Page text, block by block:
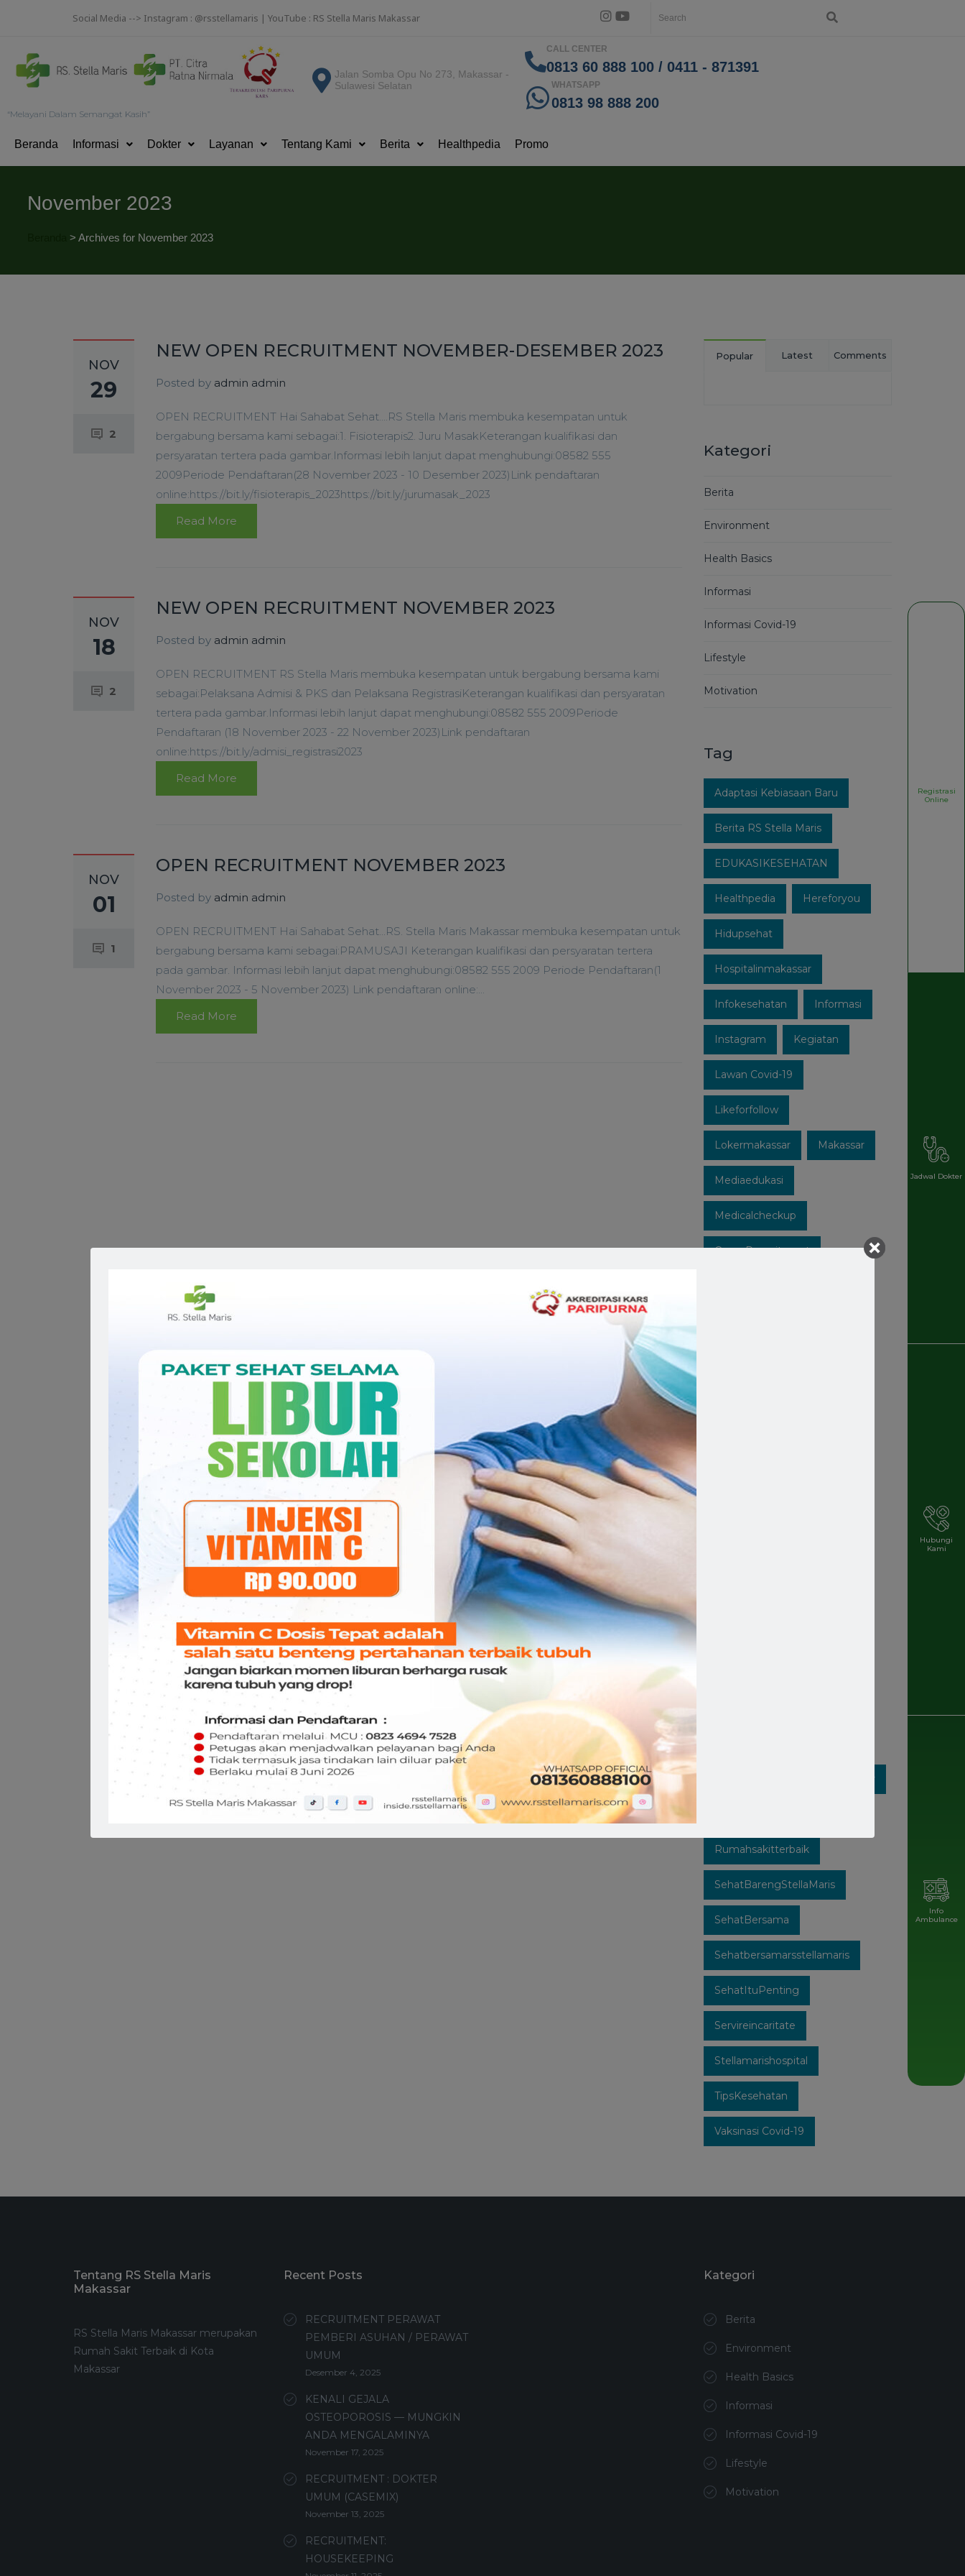
Social Media --> Instagram : @rsstellamaris | YouTube : RS Stella Maris Makassar
“Melayani Dalam Semangat Kasih”
Jalan Somba Opu No 273, Makassar -
Sulawesi Selatan
CALL CENTER
0813 60 888 100 / 0411 - 871391
WHATSAPP
0813 98 888 200
Beranda Informasi Dokter Layanan Tentang Kami Berita Healthpedia Promo
November 2023
> Archives for November 2023
NOV
29
2
NEW OPEN RECRUITMENT NOVEMBER-DESEMBER 2023
Posted by admin admin
OPEN RECRUITMENT Hai Sahabat Sehat....RS Stella Maris membuka kesempatan untuk
bergabung bersama kami sebagai:1. Fisioterapis2. Juru MasakKeterangan kualifikasi dan
persyaratan tertera pada gambar.Informasi lebih lanjut dapat menghubungi:08582 555
2009Periode Pendaftaran(28 November 2023 - 10 Desember 2023)Link pendaftaran
online:https://bit.ly/fisioterapis_2023https://bit.ly/jurumasak_2023
Read More
NOV
18
2
NEW OPEN RECRUITMENT NOVEMBER 2023
Posted by admin admin
OPEN RECRUITMENT RS Stella Maris membuka kesempatan untuk bergabung bersama kami
sebagai:Pelaksana Admisi & PKS dan Pelaksana RegistrasiKeterangan kualifikasi dan persyaratan
tertera pada gambar.Informasi lebih lanjut dapat menghubungi:08582 555 2009Periode
Pendaftaran (18 November 2023 - 22 November 2023)Link pendaftaran
online:https://bit.ly/admisi_registrasi2023
Read More
NOV
01
1
OPEN RECRUITMENT NOVEMBER 2023
Posted by admin admin
OPEN RECRUITMENT Hai Sahabat Sehat...RS. Stella Maris Makassar membuka kesempatan untuk
bergabung bersama kami sebagai:PRAMUSAJI Keterangan kualifikasi dan persyaratan tertera
pada gambar. Informasi lebih lanjut dapat menghubungi:08582 555 2009 Periode Pendaftaran(1
November 2023 - 5 November 2023) Link pendaftaran online:...
Read More
Popular Latest Comments
Kategori
Berita
Environment
Health Basics
Informasi
Informasi Covid-19
Lifestyle
Motivation
Tag
Adaptasi Kebiasaan Baru
Berita RS Stella Maris
EDUKASIKESEHATAN
Healthpedia Hereforyou
Hidupsehat
Hospitalinmakassar
Infokesehatan Informasi
Instagram Kegiatan
Lawan Covid-19
Likeforfollow
Lokermakassar Makassar
Mediaedukasi
Medicalcheckup
Open Recruitment
Rumahsakitstellamarismakassar
Rumahsakitterbaik
SehatBarengStellaMaris
SehatBersama
Sehatbersamarsstellamaris
SehatItuPenting
Servireincaritate
Stellamarishospital
TipsKesehatan
Vaksinasi Covid-19
Tentang RS Stella Maris
Makassar
RS Stella Maris Makassar merupakan
Rumah Sakit Terbaik di Kota
Makassar
Recent Posts
RECRUITMENT PERAWAT
PEMBERI ASUHAN / PERAWAT
UMUM
Desember 4, 2025
KENALI GEJALA
OSTEOPOROSIS — MUNGKIN
ANDA MENGALAMINYA
November 17, 2025
RECRUITMENT : DOKTER
UMUM (CASEMIX)
November 13, 2025
RECRUITMENT:
HOUSEKEEPING
Kategori
Berita
Environment
Health Basics
Informasi
Informasi Covid-19
Lifestyle
Motivation
Registrasi
Online
Jadwal Dokter
Hubungi
Kami
Info
Ambulance